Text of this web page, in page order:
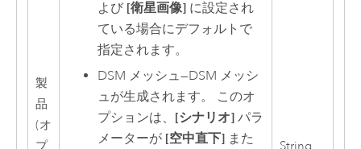
製
品
(オ
プ
よび [衛星画像] に設定され
ている場合にデフォルトで
指定されます。
DSM メッシュ—DSM メッシ
ュが生成されます。 このオ
プションは、 [シナリオ] パラ
メーターが [空中直下] また
String